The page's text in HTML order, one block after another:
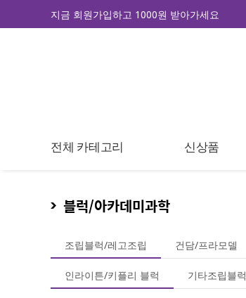
지금 회원가입하고 1000원 받아가세요
전체 카테고리 신상품
블럭/아카데미과학
조립블럭/레고조립 건담/프라모델
인라이튼/키플리 블럭 기타조립블럭